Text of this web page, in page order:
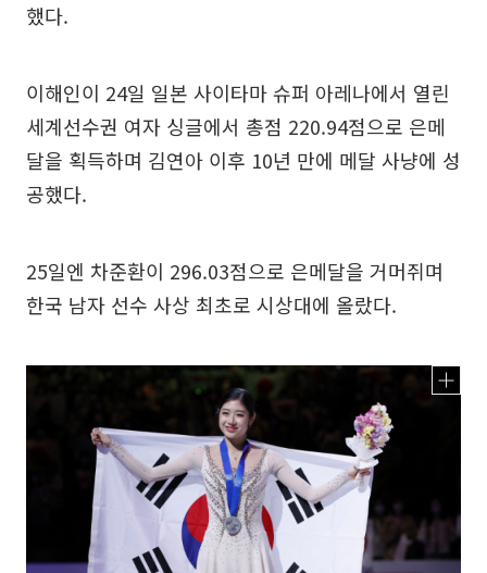
했다.
이해인이 24일 일본 사이타마 슈퍼 아레나에서 열린
세계선수권 여자 싱글에서 총점 220.94점으로 은메
달을 획득하며 김연아 이후 10년 만에 메달 사냥에 성
공했다.
25일엔 차준환이 296.03점으로 은메달을 거머쥐며
한국 남자 선수 사상 최초로 시상대에 올랐다.